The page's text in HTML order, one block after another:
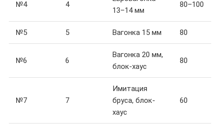
№4 4
13–14 мм
80–100
№5 5 Вагонка 15 мм 80
№6 6
Вагонка 20 мм,
блок-хаус
80
№7 7
Имитация
бруса, блок-
хаус
60